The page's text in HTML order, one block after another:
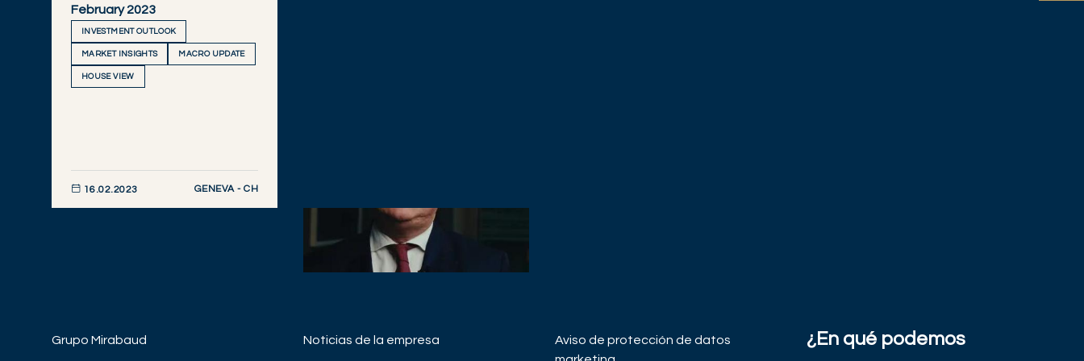
February 2023
INVESTMENT OUTLOOK
MARKET INSIGHTS MACRO UPDATE
HOUSE VIEW
16.02.2023 GENEVA - CH
Grupo Mirabaud Noticias de la empresa
Aviso de protección de datos
¿En qué podemos